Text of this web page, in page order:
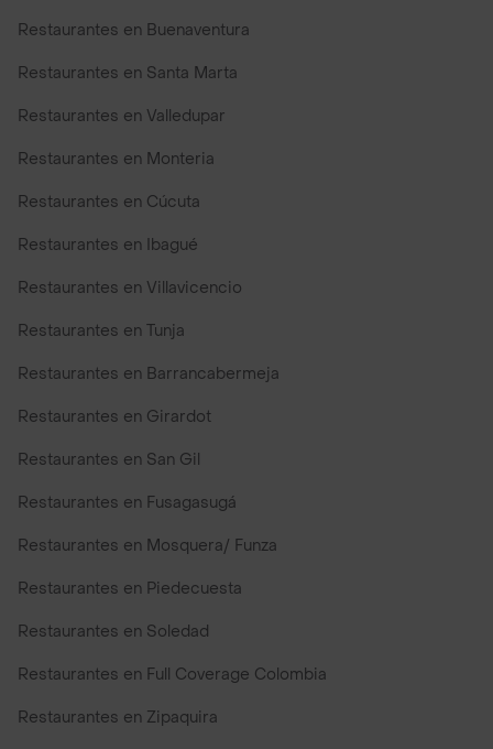
Restaurantes en Buenaventura
Restaurantes en Santa Marta
Restaurantes en Valledupar
Restaurantes en Monteria
Restaurantes en Cúcuta
Restaurantes en Ibagué
Restaurantes en Villavicencio
Restaurantes en Tunja
Restaurantes en Barrancabermeja
Restaurantes en Girardot
Restaurantes en San Gil
Restaurantes en Fusagasugá
Restaurantes en Mosquera/ Funza
Restaurantes en Piedecuesta
Restaurantes en Soledad
Restaurantes en Full Coverage Colombia
Restaurantes en Zipaquira